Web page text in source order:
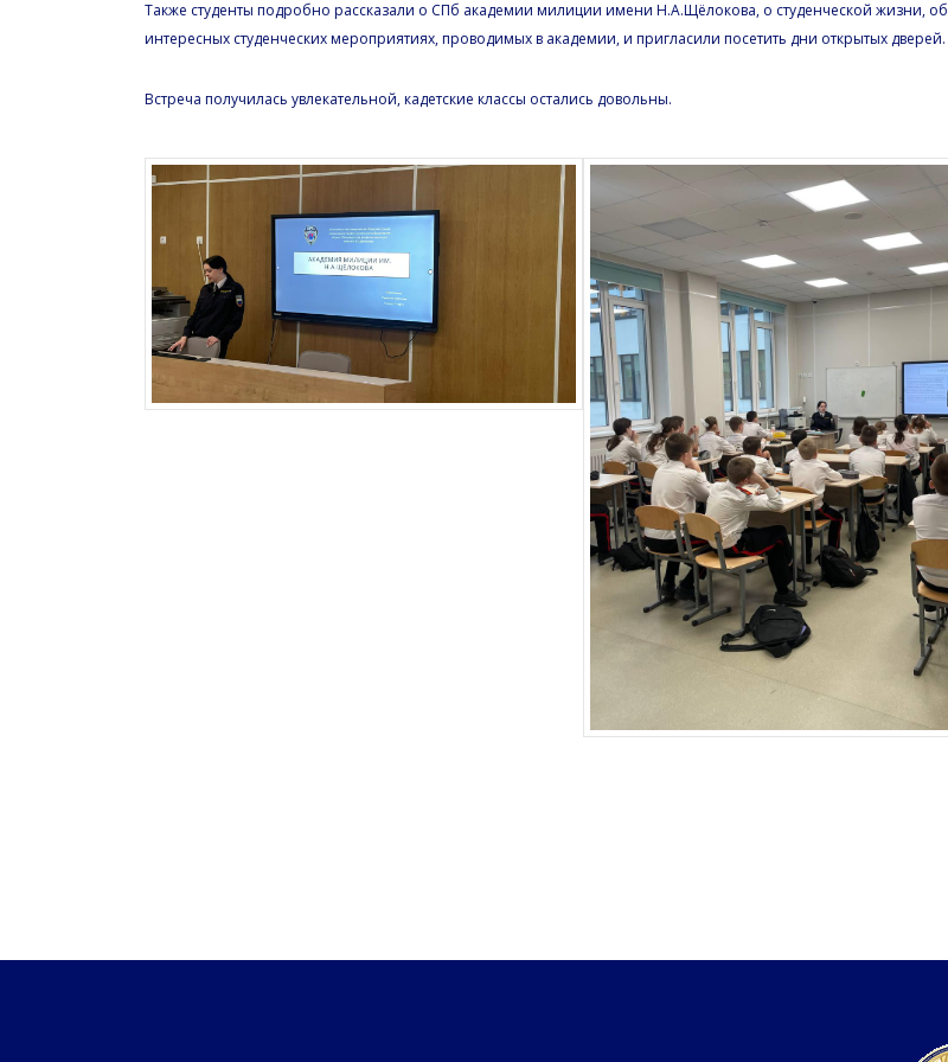
Также студенты подробно рассказали о СПб академии милиции имени Н.А.Щёлокова, о студенческой жизни, об
интересных студенческих мероприятиях, проводимых в академии, и пригласили посетить дни открытых дверей.
Встреча получилась увлекательной, кадетские классы остались довольны.